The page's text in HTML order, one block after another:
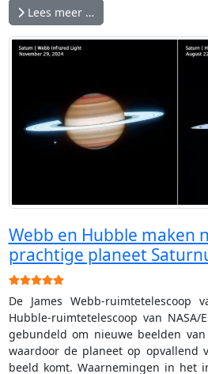
Lees meer …
Webb en Hubble maken
prachtige planeet
Gebruikerswaardering:
De James Webb-ruimtetelescoop
Hubble-ruimtetelescoop van
gebundeld om nieuwe beelden
waardoor de planeet op opvallend
beeld komt. Waarnemingen in het